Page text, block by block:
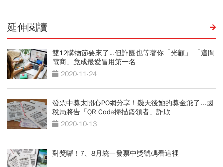
延伸閱讀
雙12購物節要來了...但詐團也等著你「光顧」 「這間
電商」竟成最愛冒用第一名
2020-11-24
發票中獎太開心PO網分享！幾天後她的獎金飛了...國
稅局將告「QR Code掃描盜領者」詐欺
2020-10-13
對獎囉！7、8月統一發票中獎號碼看這裡